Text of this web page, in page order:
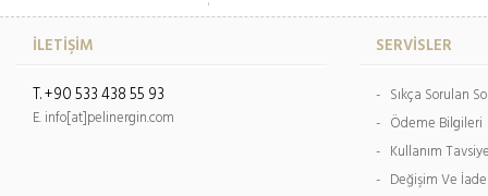
İLETİŞİM
T. +90 533 438 55 93
E. info[at]pelinergin.com
SERVİSLER
- Sıkça Sorulan
- Ödeme Bilgileri
- Kullanım
- Değişim Ve İade